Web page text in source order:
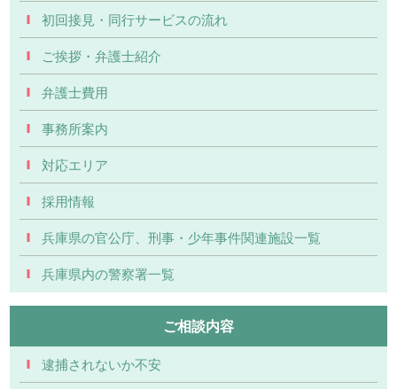
初回接見・同行サービスの流れ
ご挨拶・弁護士紹介
弁護士費用
事務所案内
対応エリア
採用情報
兵庫県の官公庁、刑事・少年事件関連施設一覧
兵庫県内の警察署一覧
ご相談内容
逮捕されないか不安